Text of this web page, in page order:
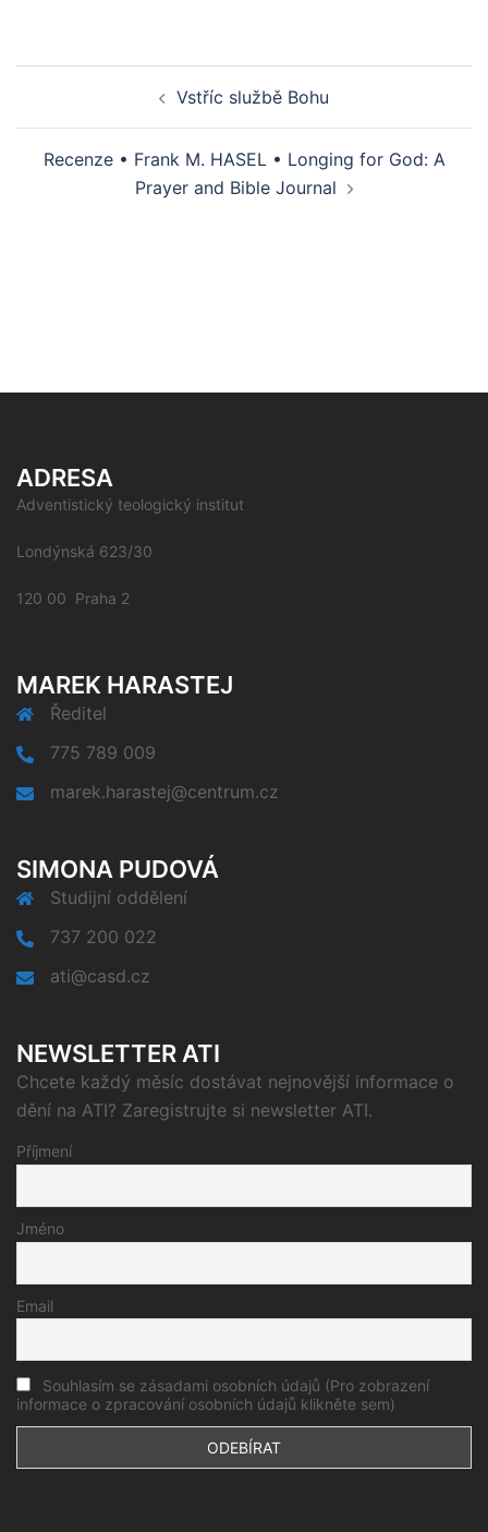
Vstříc službě Bohu
Recenze • Frank M. HASEL • Longing for God: A
Prayer and Bible Journal
ADRESA
Adventistický teologický institut
Londýnská 623/30
120 00 Praha 2
MAREK HARASTEJ
Ředitel
775 789 009
marek.harastej@centrum.cz
SIMONA PUDOVÁ
Studijní oddělení
737 200 022
ati@casd.cz
NEWSLETTER ATI
Chcete každý měsíc dostávat nejnovější informace o
dění na ATI? Zaregistrujte si newsletter ATI.
Příjmení
Jméno
Email
Souhlasím se zásadami osobních údajů (Pro zobrazení
informace o zpracování osobních údajů klikněte sem)